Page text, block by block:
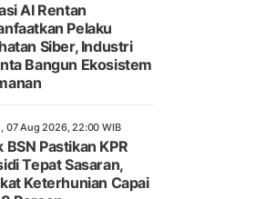
AI Rentan
Pelaku
Siber, Industri
Bangun Ekosistem
07 Aug 2026, 22:00 WIB
BSN Pastikan KPR
Tepat Sasaran,
Keterhunian Capai